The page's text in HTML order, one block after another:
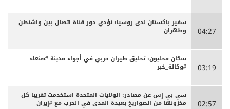
04:27
سفير باكستان لدى روسيا: نؤدي دور قناة اتصال بين واشنطن
وطهران
03:19
سكان محليون: تحليق طيران حربي في أجواء مدينة #صنعاء
#وكالة_خبر
02:57
سي بي إس عن مصادر: الولايات المتحدة استخدمت تقريبا كل
مخزونها من الصواريخ بعيدة المدى في الحرب مع #إيران